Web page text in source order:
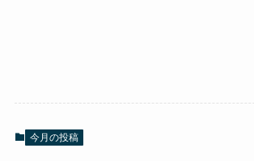
今月の投稿